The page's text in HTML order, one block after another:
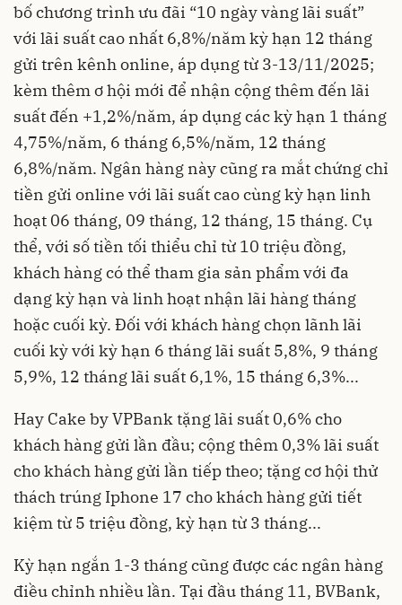
bố chương trình ưu đãi “10 ngày vàng lãi suất”
với lãi suất cao nhất 6,8%/năm kỳ hạn 12 tháng
gửi trên kênh online, áp dụng từ 3-13/11/2025;
kèm thêm ơ hội mới để nhận cộng thêm đến lãi
suất đến +1,2%/năm, áp dụng các kỳ hạn 1 tháng
4,75%/năm, 6 tháng 6,5%/năm, 12 tháng
6,8%/năm. Ngân hàng này cũng ra mắt chứng chỉ
tiền gửi online với lãi suất cao cùng kỳ hạn linh
hoạt 06 tháng, 09 tháng, 12 tháng, 15 tháng. Cụ
thể, với số tiền tối thiểu chỉ từ 10 triệu đồng,
khách hàng có thể tham gia sản phẩm với đa
dạng kỳ hạn và linh hoạt nhận lãi hàng tháng
hoặc cuối kỳ. Đối với khách hàng chọn lãnh lãi
cuối kỳ với kỳ hạn 6 tháng lãi suất 5,8%, 9 tháng
5,9%, 12 tháng lãi suất 6,1%, 15 tháng 6,3%...
Hay Cake by VPBank tặng lãi suất 0,6% cho
khách hàng gửi lần đầu; cộng thêm 0,3% lãi suất
cho khách hàng gửi lần tiếp theo; tặng cơ hội thử
thách trúng Iphone 17 cho khách hàng gửi tiết
kiệm từ 5 triệu đồng, kỳ hạn từ 3 tháng...
Kỳ hạn ngắn 1-3 tháng cũng được các ngân hàng
điều chỉnh nhiều lần. Tại đầu tháng 11, BVBank,